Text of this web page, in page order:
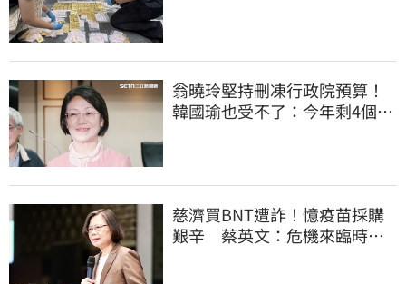
翁曉玲堅持刪凍行政院預算！
韓國瑜也受不了：今年剩4個月
慈濟買BNT遭詐！憶疫苗採購
艱辛 蔡英文：危機來臨時務